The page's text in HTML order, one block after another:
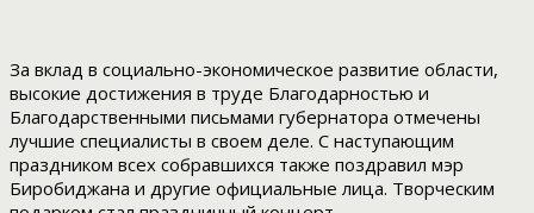
За вклад в социально-экономическое развитие области,
высокие достижения в труде Благодарностью и
Благодарственными письмами губернатора отмечены
лучшие специалисты в своем деле. С наступающим
праздником всех собравшихся также поздравил мэр
Биробиджана и другие официальные лица. Творческим